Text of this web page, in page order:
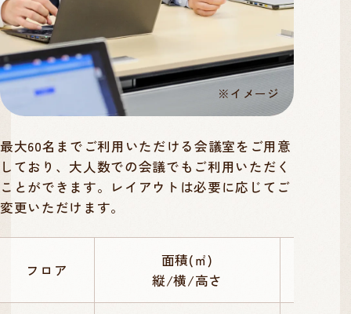
※イメージ
最大60名までご利用いただける会議室をご用意
しており、大人数での会議でもご利用いただく
ことができます。レイアウトは必要に応じてご
変更いただけます。
フロア
面積(㎡)
縦/横/高さ